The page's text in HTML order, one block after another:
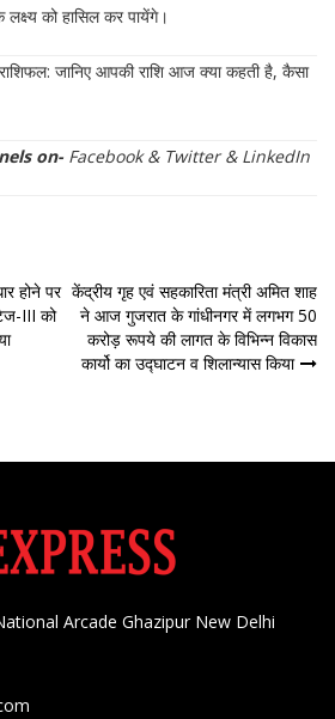
को हासिल कर पायेंगे।
जानिए आपकी राशि आज क्या कहती है, कैसा
on- Facebook& Twitter& LinkedIn
होने पर
III को
केंद्रीय गृह एवं सहकारिता मंत्री अमित शाह
ने आज गुजरात के गांधीनगर में लगभग 50
करोड़ रूपये की लागत के विभिन्न विकास
कार्यो का उद्घाटन व शिलान्यास किया
Arcade Ghazipur New Delhi